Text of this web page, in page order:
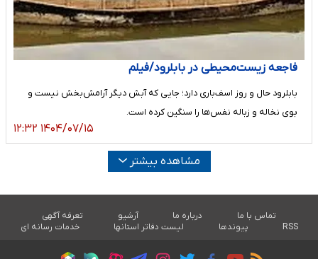
فاجعه زیست‌محیطی در بابلرود/فیلم
بابلرود حال و روز اسف‌باری دارد؛ جایی که آبش دیگر آرامش‌بخش نیست و
بوی نخاله و زباله نفس‌ها را سنگین کرده است.
۱۴۰۴/۰۷/۱۵ ۱۲:۳۲
مشاهده بیشتر
تماس با ما درباره ما آرشیو
تعرفه آگهی
RSS
پیوندها لیست دفاتر استانها خدمات رسانه ای